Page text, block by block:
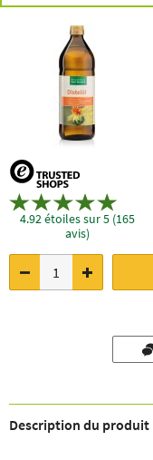
4.92 étoiles sur 5 (165
avis)
Description du produit